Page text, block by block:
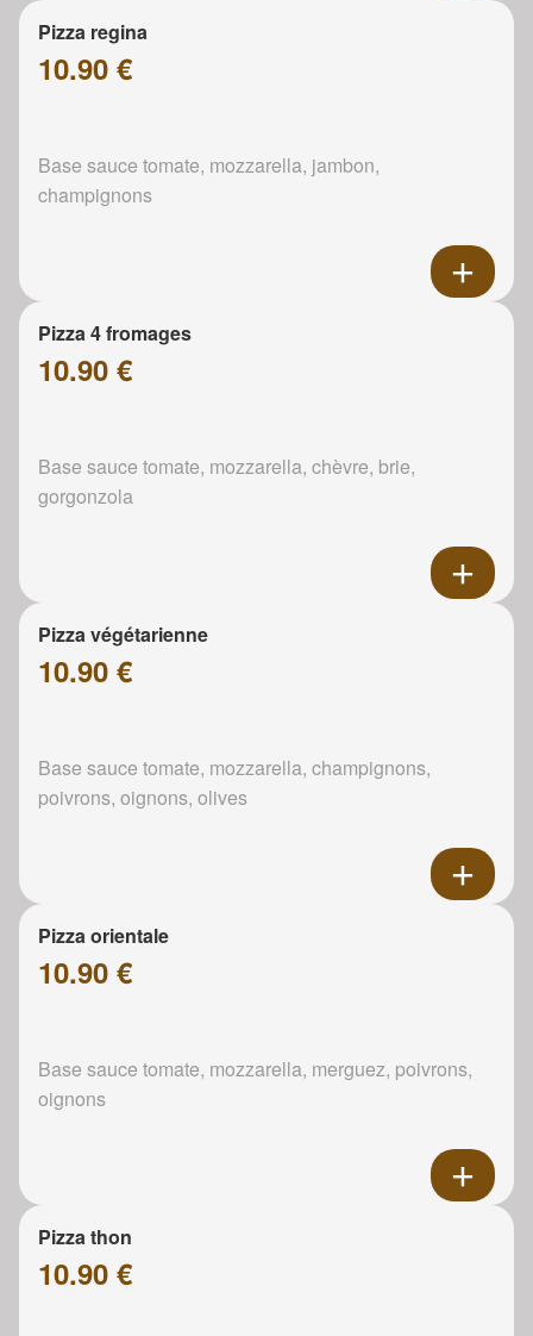
Pizza regina
10.90 €
Base sauce tomate, mozzarella, jambon,
champignons
Pizza 4 fromages
10.90 €
Base sauce tomate, mozzarella, chèvre, brie,
gorgonzola
Pizza végétarienne
10.90 €
Base sauce tomate, mozzarella, champignons,
poivrons, oignons, olives
Pizza orientale
10.90 €
Base sauce tomate, mozzarella, merguez, poivrons,
oignons
Pizza thon
10.90 €